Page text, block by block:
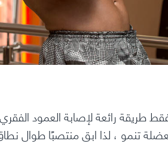
فقط طريقة رائعة لإصابة العمود
تنمو ، لذا ابق منتصبًا طوال